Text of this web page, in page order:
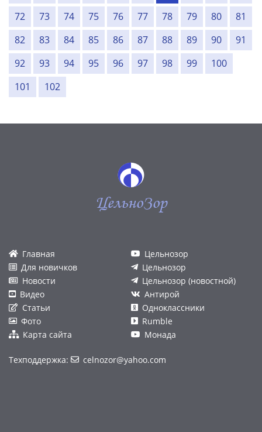
72
73 74 75 76 77 78 79 80
81
82
83 84 85 86 87 88 89 90
91
92
93 94 95 96 97 98 99
100
101
102
ЦельноЗор
Главная
Для новичков
Новости
Видео
Статьи
Фото
Карта сайта
Цельнозор
Цельнозор
Цельнозор (новостной)
Антирой
Одноклассники
Rumble
Монада
Техподдержка: celnozor@yahoo.com